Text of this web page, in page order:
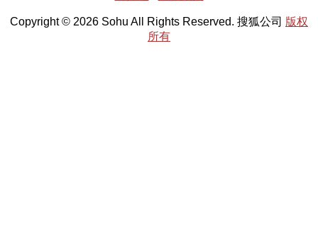
Copyright © 2026 Sohu All Rights Reserved. 搜狐公司 版权
所有